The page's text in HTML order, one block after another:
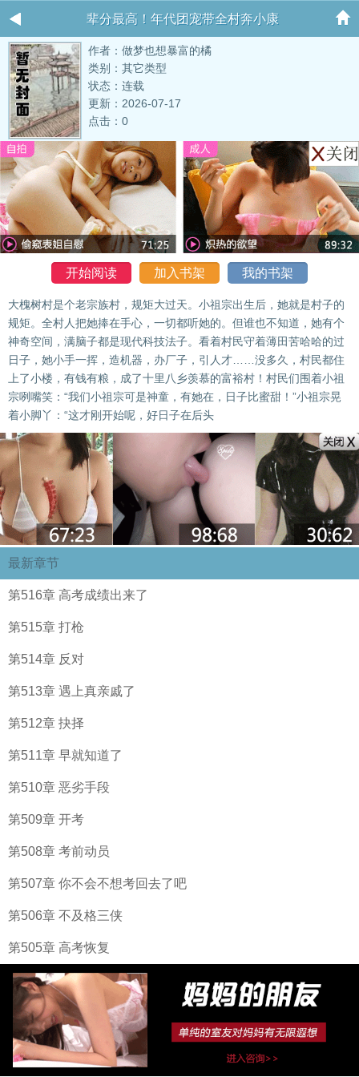
辈分最高！年代团宠带全村奔小康
作者：做梦也想暴富的橘
类别：其它类型
状态：连载
更新：2026-07-17
点击：0
开始阅读 加入书架 我的书架
大槐树村是个老宗族村，规矩大过天。小祖宗出生后，她就是村子的
规矩。全村人把她捧在手心，一切都听她的。但谁也不知道，她有个
神奇空间，满脑子都是现代科技法子。看着村民守着薄田苦哈哈的过
日子，她小手一挥，造机器，办厂子，引人才……没多久，村民都住
上了小楼，有钱有粮，成了十里八乡羡慕的富裕村！村民们围着小祖
宗咧嘴笑：“我们小祖宗可是神童，有她在，日子比蜜甜！”小祖宗晃
着小脚丫：“这才刚开始呢，好日子在后头
最新章节
第516章 高考成绩出来了
第515章 打枪
第514章 反对
第513章 遇上真亲戚了
第512章 抉择
第511章 早就知道了
第510章 恶劣手段
第509章 开考
第508章 考前动员
第507章 你不会不想考回去了吧
第506章 不及格三侠
第505章 高考恢复